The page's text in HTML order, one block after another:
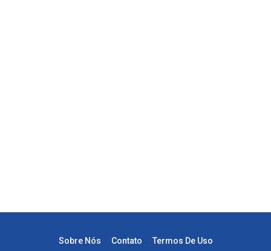
Sobre Nós Contato Termos De Uso